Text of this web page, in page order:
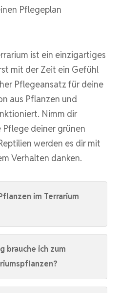
Pflegeplan
ist ein einzigartiges
mit der Zeit ein Gefühl
Pflegeansatz für deine
aus Pflanzen und
Nimm dir
deiner grünen
werden es dir mit
Verhalten danken.
im Terrarium
brauche ich zum